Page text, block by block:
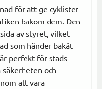
för att ge cyklister
bakom dem. Den
av styret, vilket
som händer bakåt
perfekt för stads-
säkerheten och
att vara